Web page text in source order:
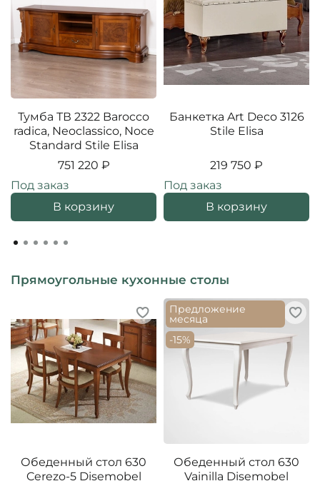
Тумба ТВ 2322 Barocco
radica, Neoclassico, Noce
Standard Stile Elisa
751 220 ₽
Под заказ
В корзину
Банкетка Art Deco 3126
Stile Elisa
219 750 ₽
Под заказ
В корзину
Прямоугольные кухонные столы
Обеденный стол 630
Cerezo-5 Disemobel
Предложение
месяца
-15%
Обеденный стол 630
Vainilla Disemobel